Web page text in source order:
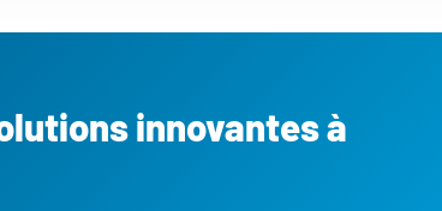
innovantes à